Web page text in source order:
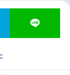
コスプレ